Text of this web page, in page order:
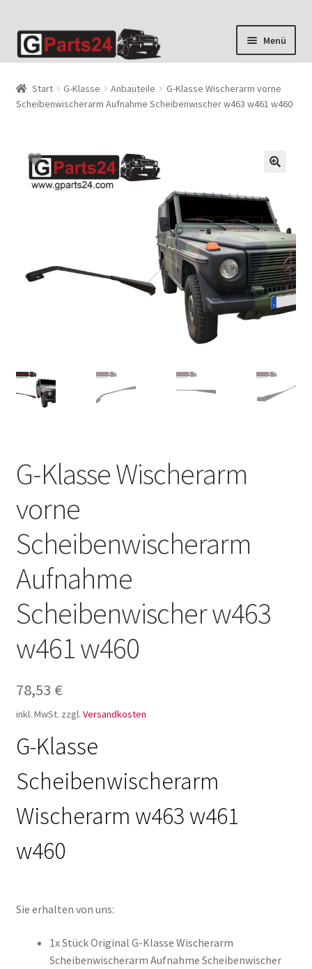
Zur
Navigation
Zum
Inhalt
Menü
Start G-Klasse Anbauteile
G-Klasse Wischerarm vorne
Scheibenwischerarm Aufnahme Scheibenwischer w463 w461 w460
G-Klasse Wischerarm
vorne
Scheibenwischerarm
Aufnahme
Scheibenwischer w463
w461 w460
78,53 €
inkl. MwSt. zzgl. Versandkosten
G-Klasse
Scheibenwischerarm
Wischerarm w463 w461
w460
Sie erhalten von uns:
1x Stück Original G-Klasse Wischerarm
Scheibenwischerarm Aufnahme Scheibenwischer